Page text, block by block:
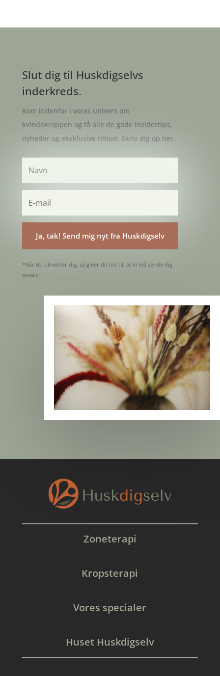
Slut dig til Huskdigselvs
inderkreds.
Kom indenfor i vores univers om
kvindekroppen og få alle de gode insidertips,
nyheder og eksklusive tilbud. Skriv dig op her.
Ja, tak! Send mig nyt fra Huskdigselv
*Når du tilmelder dig, så giver du lov til, at vi må sende dig
emails.
Zoneterapi
Kropsterapi
Vores specialer
Huset Huskdigselv